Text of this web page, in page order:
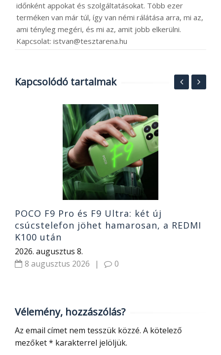
időnként appokat és szolgáltatásokat. Több ezer
terméken van már túl, így van némi rálátása arra, mi az,
ami tényleg megéri, és mi az, amit jobb elkerülni.
Kapcsolat: istvan@tesztarena.hu
Kapcsolódó tartalmak
POCO F9 Pro és F9 Ultra: két új
csúcstelefon jöhet hamarosan, a REDMI
K100 után
2026. augusztus 8.
8 augusztus 2026
| 0
Vélemény, hozzászólás?
Az email címet nem tesszük közzé. A kötelező
mezőket* karakterrel jelöljük.